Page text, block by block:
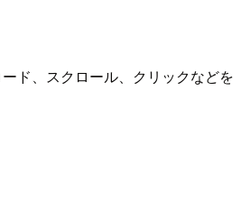
ド、スクロール、クリックなどを